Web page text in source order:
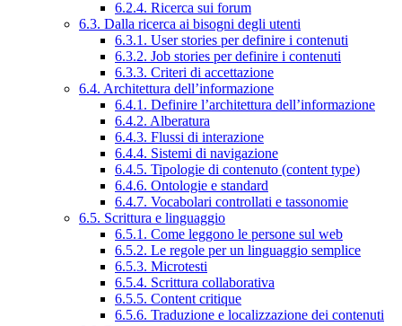
6.2.4. Ricerca sui forum
6.3. Dalla ricerca ai bisogni degli utenti
6.3.1. User stories per definire i contenuti
6.3.2. Job stories per definire i contenuti
6.3.3. Criteri di accettazione
6.4. Architettura dell’informazione
6.4.1. Definire l’architettura dell’informazione
6.4.2. Alberatura
6.4.3. Flussi di interazione
6.4.4. Sistemi di navigazione
6.4.5. Tipologie di contenuto (content type)
6.4.6. Ontologie e standard
6.4.7. Vocabolari controllati e tassonomie
6.5. Scrittura e linguaggio
6.5.1. Come leggono le persone sul web
6.5.2. Le regole per un linguaggio semplice
6.5.3. Microtesti
6.5.4. Scrittura collaborativa
6.5.5. Content critique
6.5.6. Traduzione e localizzazione dei contenuti